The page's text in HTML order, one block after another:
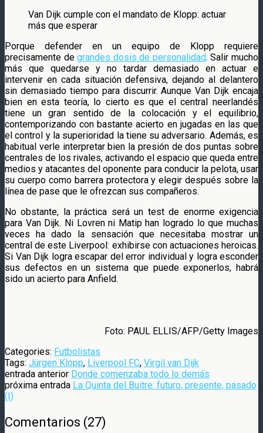
Van Dijk cumple con el mandato de Klopp: actuar
más que esperar
Porque defender en un equipo de Klopp requiere
precisamente degrandes dosis de personalidad. Salir mucho
más que quedarse y no tardar demasiado en actuar e
intervenir en cada situación defensiva, dejando al delantero
sin demasiado tiempo para discurrir. Aunque Van Dijk encaja
bien en esta teoría, lo cierto es que el central neerlandés
tiene un gran sentido de la colocación y el equilibrio,
contemporizando con bastante acierto en jugadas en las que
el control y la superioridad la tiene su adversario. Además, es
habitual verle interpretar bien la presión de dos puntas sobre
centrales de los rivales, activando el espacio que queda entre
medios y atacantes del oponente para conducir la pelota, usar
su cuerpo como barrera protectora y elegir después sobre la
línea de pase que le ofrezcan sus compañeros.
No obstante, la práctica será un test de enorme exigencia
para Van Dijk. Ni Lovren ni Matip han logrado lo que muchas
veces ha dado la sensación que necesitaba mostrar un
central de este Liverpool: exhibirse con actuaciones heroicas.
Si Van Dijk logra escapar del error individual y logra esconder
sus defectos en un sistema que puede exponerlos, habrá
sido un acierto para Anfield.
Foto: PAUL ELLIS/AFP/Getty Images
Categories: Futbolistas
Tags: Jürgen Klopp, Liverpool FC, Virgil van Dijk
entrada anterior Donde comenzaba todo lo demás
próxima entrada La Quinta del Buitre: futuro, presente, pasado
(I)
Comentarios (27)